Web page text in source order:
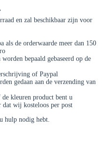
en zal beschikbaar zijn voor
als de orderwaarde meer dan 150
bepaald gebaseerd op de
of Paypal
gedaan aan de verzending van
kleuren product bent u
dat wij kosteloos per post
hulp nodig hebt.